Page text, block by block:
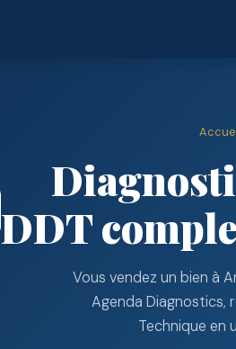
DDT
Vous vendez un bien à
Agenda Diagnostics,
Technique en